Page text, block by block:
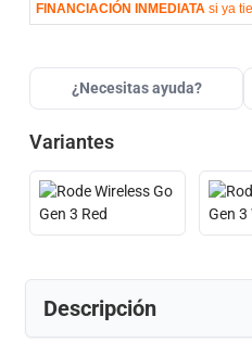
FINANCIACIÓN INMEDIATA si ya
¿Necesitas ayuda?
Variantes
Descripción